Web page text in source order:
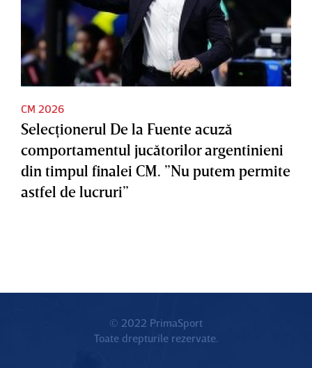
CM 2026
Selecţionerul De la Fuente acuză
comportamentul jucătorilor argentinieni
din timpul finalei CM. ”Nu putem permite
astfel de lucruri”
© 2022 PrimaSport
Toate drepturile rezervate.